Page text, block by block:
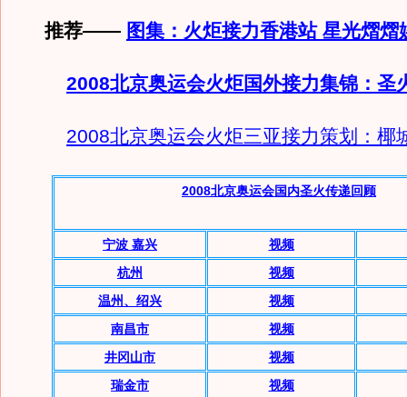
推荐—— 图集：火炬接力香港站 星光熠熠
2008北京奥运会火炬国外接力集锦：圣
2008北京奥运会火炬三亚接力策划：椰
2008北京奥运会国内圣火传递回顾
宁波 嘉兴
视频
杭州
视频
温州、绍兴
视频
南昌市
视频
井冈山市
视频
瑞金市
视频